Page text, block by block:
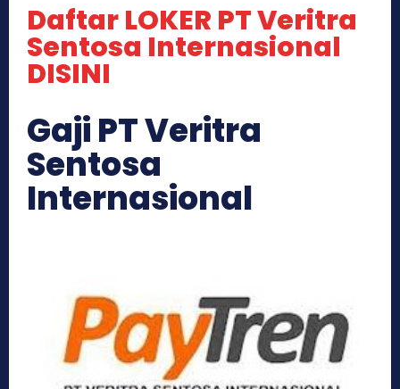
Daftar LOKER PT Veritra
Sentosa Internasional
DISINI
Gaji PT Veritra
Sentosa
Internasional